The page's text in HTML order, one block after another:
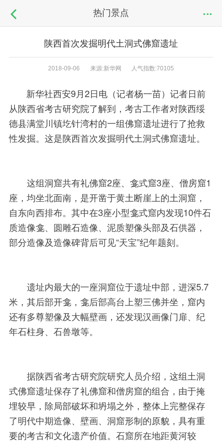
热门景点
陕西首次发掘明代土洞式佛窟遗址
2018-09-06 来源:新华网 人气指数:70105
新华社西安9月2日电（记者杨一苗）记者日前
从陕西省考古研究院了解到，考古工作者对陕西绥
德县满堂川镇圪针湾村的一组佛窟遗址进行了抢救
性发掘。这是陕西首次发掘明代土洞式佛窟遗址。
这组洞窟共有礼佛窟2座、龛式窟3座、僧房窟1
座，均坐北面南，是开凿于黄土断崖上的土洞窟，
自东向西排布。其中在3座小型龛式窟内发现10件石
质造像龛、圆雕石造像、泥质塑像头部及石供器，
部分造像及造像碑背后可见“天宝”纪年题刻。
遗址内最大的一座洞窟位于遗址中部，进深5.7
米，其后部开龛，龛后部高台上塑三佛并坐，窟内
还有多尊塑像及大幅壁画，还发现汉画像门扉、纪
年石柱身、石兽墩等。
据陕西省考古研究院研究人员介绍，这组土洞
式佛窟遗址保存了礼佛窟和僧房窟的组合，由于掩
埋较早，除局部破坏和坍塌之外，整体上完整保存
了明代中期造像、壁画、洞窟形制的原貌，具有重
要的考古和文化遗产价值。石窟所在地距黄河较